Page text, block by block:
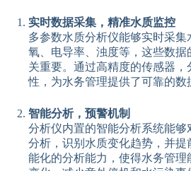
实时数据采集，精准水质监控
多参数水质分析仪能够实时采
氧、电导率、浊度等，这些数
关重要。通过高精度的传感器
性，为水务管理提供了可靠的数
智能分析，预警机制
分析仪内置的智能分析系统能
分析，识别水质变化趋势，并
能化的分析能力，使得水务管